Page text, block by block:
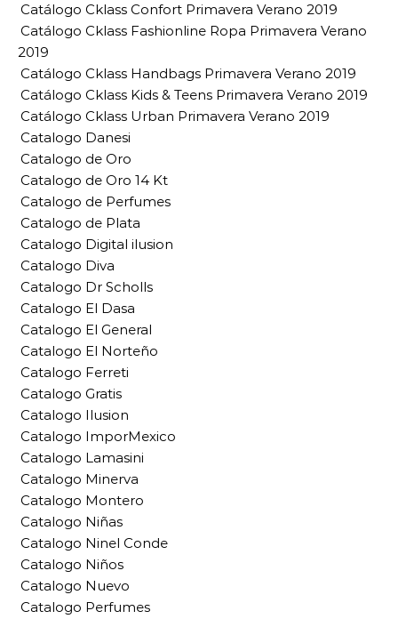
Catálogo Cklass Confort Primavera Verano 2019
Catálogo Cklass Fashionline Ropa Primavera Verano
2019
Catálogo Cklass Handbags Primavera Verano 2019
Catálogo Cklass Kids & Teens Primavera Verano 2019
Catálogo Cklass Urban Primavera Verano 2019
Catalogo Danesi
Catalogo de Oro
Catalogo de Oro 14 Kt
Catalogo de Perfumes
Catalogo de Plata
Catalogo Digital ilusion
Catalogo Diva
Catalogo Dr Scholls
Catalogo El Dasa
Catalogo El General
Catalogo El Norteño
Catalogo Ferreti
Catalogo Gratis
Catalogo Ilusion
Catalogo ImporMexico
Catalogo Lamasini
Catalogo Minerva
Catalogo Montero
Catalogo Niñas
Catalogo Ninel Conde
Catalogo Niños
Catalogo Nuevo
Catalogo Perfumes